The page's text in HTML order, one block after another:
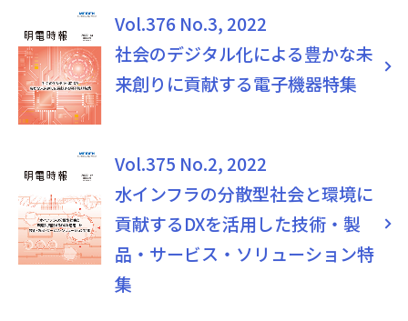
Vol.376 No.3, 2022
社会のデジタル化による豊かな未
来創りに貢献する電子機器特集
Vol.375 No.2, 2022
水インフラの分散型社会と環境に
貢献するDXを活用した技術・製
品・サービス・ソリューション特
集